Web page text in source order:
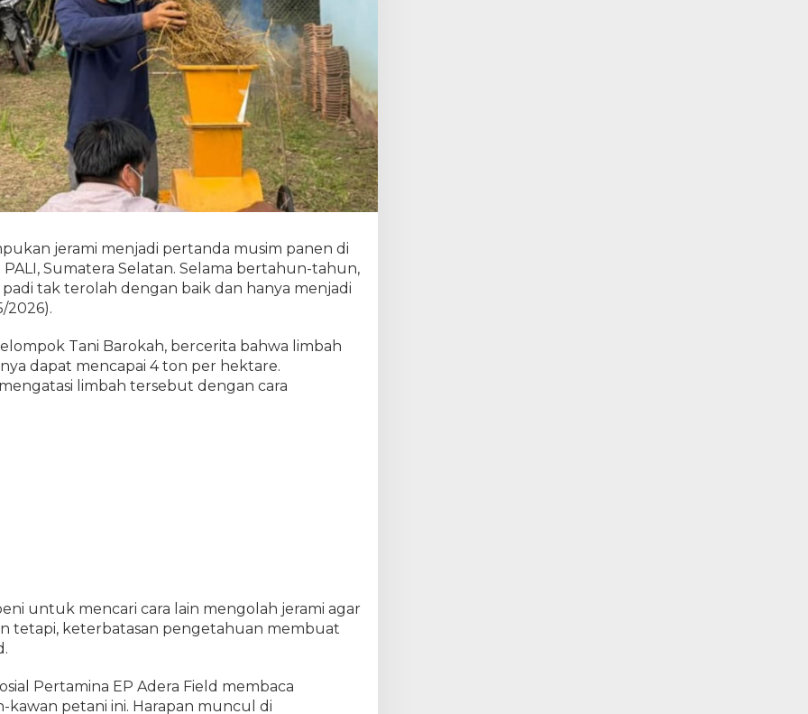
jerami menjadi pertanda musim panen di
Sumatera Selatan. Selama bertahun-tahun,
tak terolah dengan baik dan hanya menjadi
2026).
Tani Barokah, bercerita bahwa limbah
dapat mencapai 4 ton per hektare.
limbah tersebut dengan cara
untuk mencari cara lain mengolah jerami agar
tetapi, keterbatasan pengetahuan membuat
Pertamina EP Adera Field membaca
kawan petani ini. Harapan muncul di